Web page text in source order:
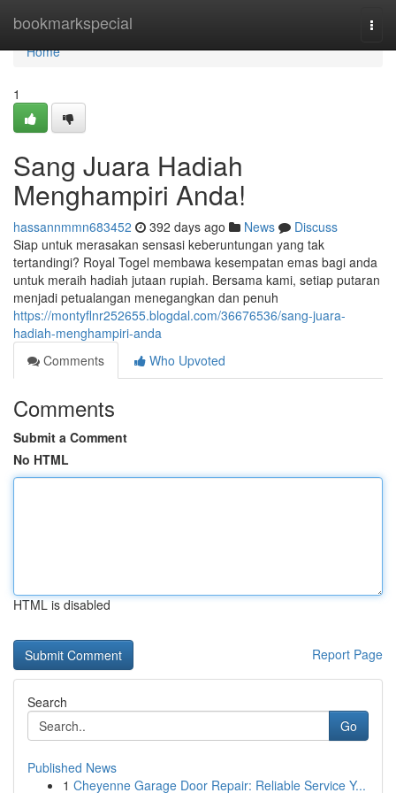
bookmarkspecial
Home
Home
1
Sang Juara Hadiah
Menghampiri Anda!
hassannmmn683452 392 days ago News
Discuss
Siap untuk merasakan sensasi keberuntungan yang tak
tertandingi? Royal Togel membawa kesempatan emas bagi anda
untuk meraih hadiah jutaan rupiah. Bersama kami, setiap putaran
menjadi petualangan menegangkan dan penuh
https://montyflnr252655.blogdal.com/36676536/sang-juara-
hadiah-menghampiri-anda
Comments
Who Upvoted
Comments
Submit a Comment
No HTML
HTML is disabled
Report Page
Search
Go
Published News
1 Cheyenne Garage Door Repair: Reliable Service Y...